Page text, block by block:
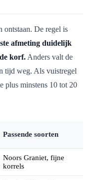
ontstaan. De regel is
afmeting duidelijk
korf. Anders valt de
tijd weg. Als vuistregel
plus minstens 10 tot 20
Passende soorten
Noors Graniet, fijne
korrels